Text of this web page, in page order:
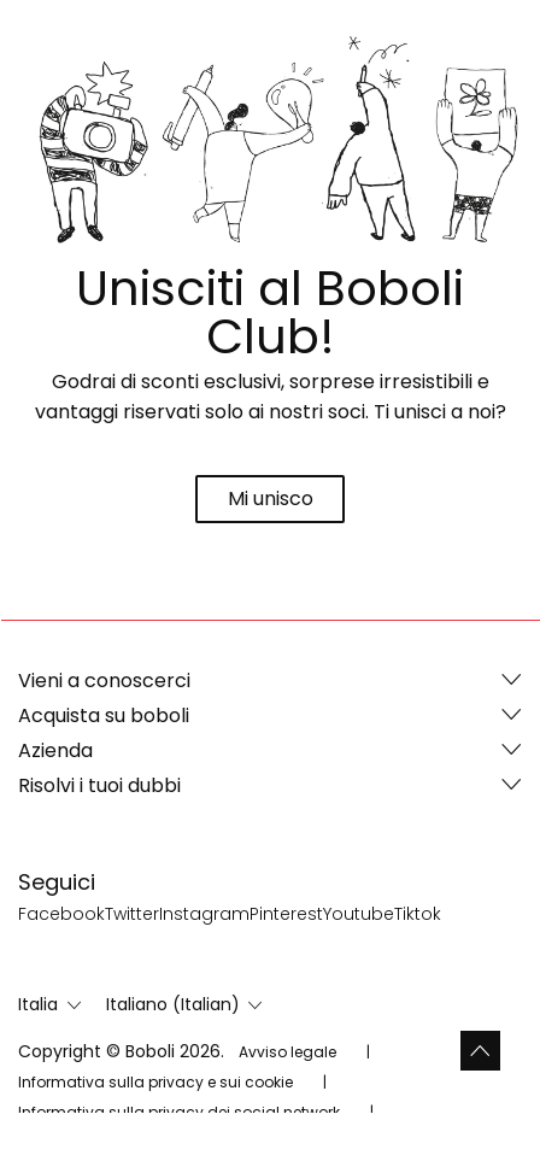
Unisciti al Boboli
Club!
Godrai di sconti esclusivi, sorprese irresistibili e
vantaggi riservati solo ai nostri soci. Ti unisci a noi?
Mi unisco
Seguici
FacebookTwitterInstagramPinterestYoutubeTiktok
Vieni a conoscerci
Acquista su boboli
Azienda
Risolvi i tuoi dubbi
Italia
Italiano (Italian)
Copyright © Boboli 2026.
Avviso legale
Informativa sulla privacy e sui cookie
Informativa sulla privacy dei social network